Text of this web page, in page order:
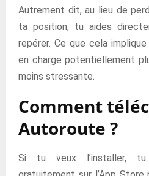
Autrement dit, au lieu de
ta position, tu aides
repérer. Ce que cela
en charge potentiellement
moins stressante.
Comment
Autoroute ?
Si tu veux l’installer,